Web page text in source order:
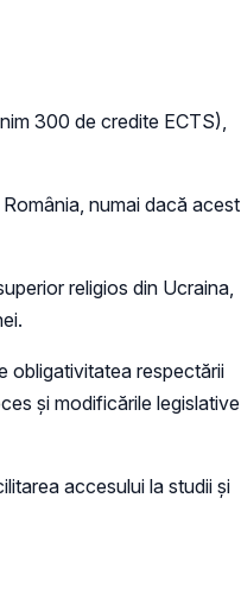
300 de credite ECTS),
numai dacă acest
religios din Ucraina,
obligativitatea respectării
și modificările legislative
accesului la studii și